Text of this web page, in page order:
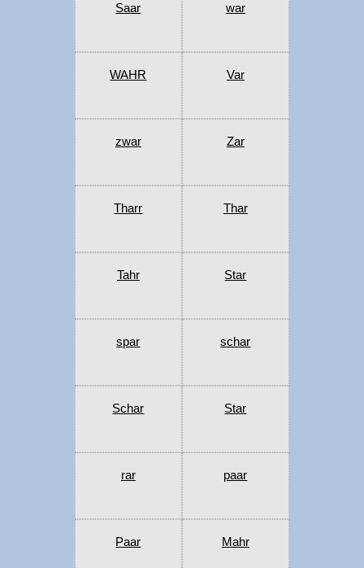
Saar war
WAHR Var
zwar Zar
Tharr Thar
Tahr Star
spar schar
Schar Star
rar paar
Paar Mahr